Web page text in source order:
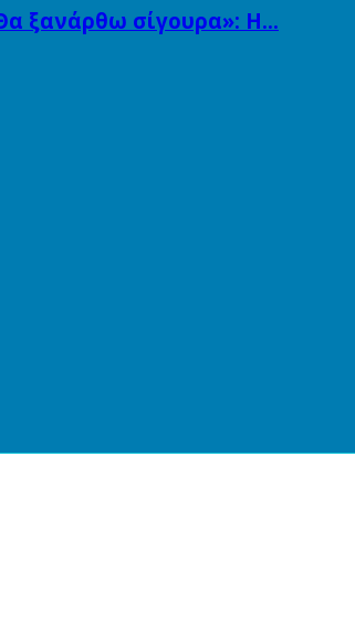
ξανάρθω σίγουρα»: Η…